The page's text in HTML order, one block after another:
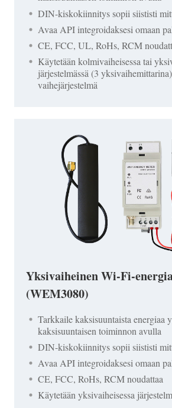
DIN-kiskokiinnitys sopii siististi
Avaa API integroidaksesi omaan
CE, FCC, UL, RoHs, RCM
Käytetään kolmivaiheisessa tai
järjestelmässä (3
vaihejärjestelmä
Yksivaiheinen Wi-Fi-
(WEM3080)
Tarkkaile kaksisuuntaista energiaa
kaksisuuntaisen toiminnon avulla
DIN-kiskokiinnitys sopii siististi
Avaa API integroidaksesi omaan
CE, FCC, RoHs, RCM noudattaa
Käytetään yksivaiheisessa